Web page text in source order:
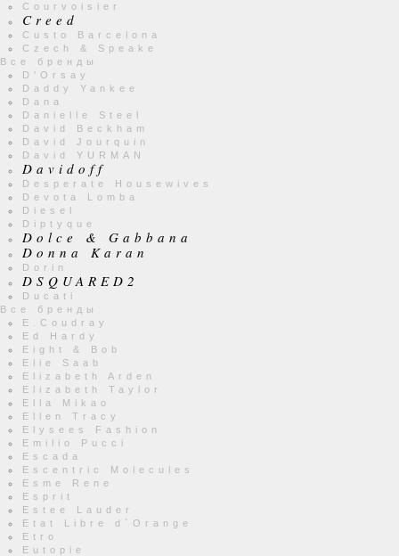
Courvoisier
Creed
Custo Barcelona
Czech & Speake
Все бренды
D'Orsay
Daddy Yankee
Dana
Danielle Steel
David Beckham
David Jourquin
David YURMAN
Davidoff
Desperate Housewives
Devota Lomba
Diesel
Diptyque
Dolce & Gabbana
Donna Karan
Dorin
DSQUARED2
Ducati
Все бренды
E.Coudray
Ed Hardy
Eight & Bob
Elie Saab
Elizabeth Arden
Elizabeth Taylor
Ella Mikao
Ellen Tracy
Elysees Fashion
Emilio Pucci
Escada
Escentric Molecules
Esme Rene
Esprit
Estee Lauder
Etat Libre d`Orange
Etro
Eutopie